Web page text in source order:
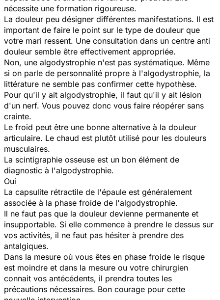
nécessite une formation rigoureuse.
La douleur peu désigner différentes manifestations. Il est
important de faire le point sur le type de douleur que
votre mari ressent. Une consultation dans un centre anti
douleur semble être effectivement appropriée.
Non, une algodystrophie n'est pas systématique. Même
si on parle de personnalité propre à l'algodystrophie, la
littérature ne semble pas confirmer cette hypothèse.
Pour qu'il y ait algodystrophie, il faut qu'il y ait lésion
d'un nerf. Vous pouvez donc vous faire réopérer sans
crainte.
Le froid peut être une bonne alternative à la douleur
articulaire. Le chaud est plutôt utilisé pour les douleurs
musculaires.
La scintigraphie osseuse est un bon élément de
diagnostic à l'algodystrophie.
Oui
La capsulite rétractile de l'épaule est généralement
associée à la phase froide de l'algodystrophie.
Il ne faut pas que la douleur devienne permanente et
insupportable. Si elle commence à prendre le dessus sur
vos activités, il ne faut pas hésiter à prendre des
antalgiques.
Dans la mesure où vous êtes en phase froide le risque
est moindre et dans la mesure ou votre chirurgien
connait vos antécédents, il prendra toutes les
précautions nécessaires. Bon courage pour cette